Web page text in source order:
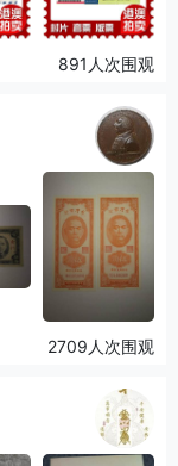
891人次围观
2709人次围观